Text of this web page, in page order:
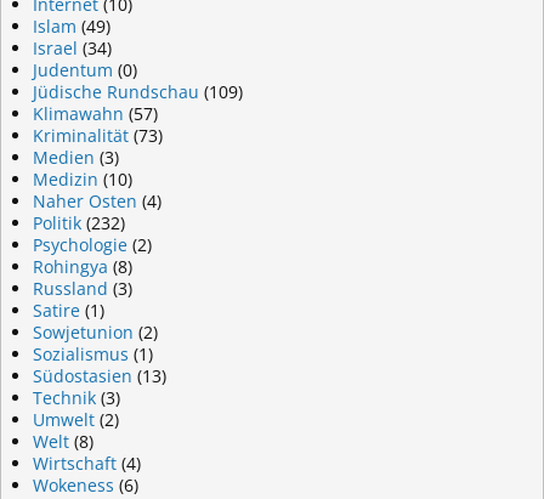
Internet (10)
Islam (49)
Israel (34)
Judentum (0)
Jüdische Rundschau (109)
Klimawahn (57)
Kriminalität (73)
Medien (3)
Medizin (10)
Naher Osten (4)
Politik (232)
Psychologie (2)
Rohingya (8)
Russland (3)
Satire (1)
Sowjetunion (2)
Sozialismus (1)
Südostasien (13)
Technik (3)
Umwelt (2)
Welt (8)
Wirtschaft (4)
Wokeness (6)